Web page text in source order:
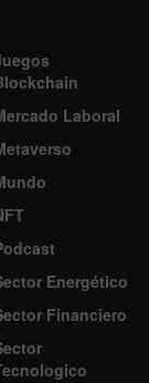
Laboral
Energético
Financiero